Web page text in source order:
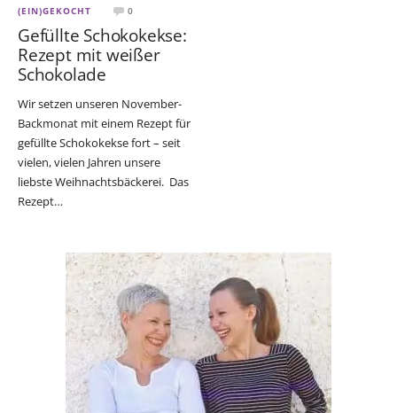
(EIN)GEKOCHT 0
Gefüllte Schokokekse:
Rezept mit weißer
Schokolade
Wir setzen unseren November-
Backmonat mit einem Rezept für
gefüllte Schokokekse fort – seit
vielen, vielen Jahren unsere
liebste Weihnachtsbäckerei. Das
Rezept…